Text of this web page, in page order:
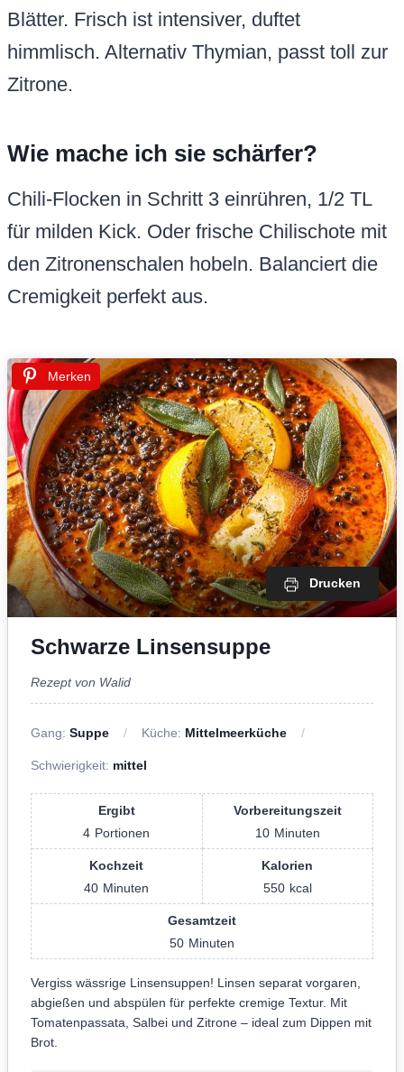
Blätter. Frisch ist intensiver, duftet
himmlisch. Alternativ Thymian, passt toll zur
Zitrone.
Wie mache ich sie schärfer?
Chili-Flocken in Schritt 3 einrühren, 1/2 TL
für milden Kick. Oder frische Chilischote mit
den Zitronenschalen hobeln. Balanciert die
Cremigkeit perfekt aus.
Merken
Drucken
Schwarze Linsensuppe
Rezept von Walid
Gang: Suppe Küche: Mittelmeerküche
Schwierigkeit: mittel
Ergibt
4 Portionen
Vorbereitungszeit
10 Minuten
Kochzeit
40 Minuten
Kalorien
550 kcal
Gesamtzeit
50 Minuten
Vergiss wässrige Linsensuppen! Linsen separat vorgaren,
abgießen und abspülen für perfekte cremige Textur. Mit
Tomatenpassata, Salbei und Zitrone – ideal zum Dippen mit
Brot.